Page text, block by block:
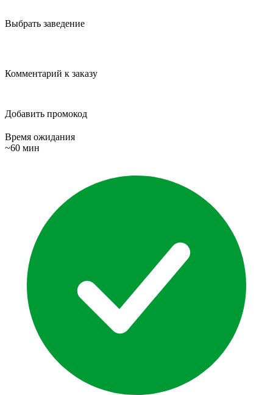
Выбрать заведение
Комментарий к заказу
Добавить промокод
Время ожидания
~60 мин